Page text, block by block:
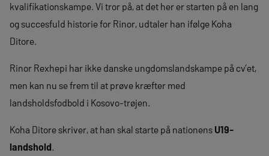
kvalifikationskampe. Vi tror på, at det her er starten på en lang
og succesfuld historie for Rinor, udtaler han ifølge Koha
Ditore.
Rinor Rexhepi har ikke danske ungdomslandskampe på cv’et,
men kan nu se frem til at prøve kræfter med
landsholdsfodbold i Kosovo-trøjen.
Koha Ditore skriver, at han skal starte på nationens U19-
landshold.